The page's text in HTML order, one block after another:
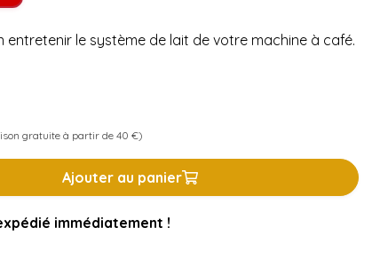
entretenir le système de lait de votre machine à café.
gratuite à partir de 40 €)
Ajouter au panier
immédiatement !